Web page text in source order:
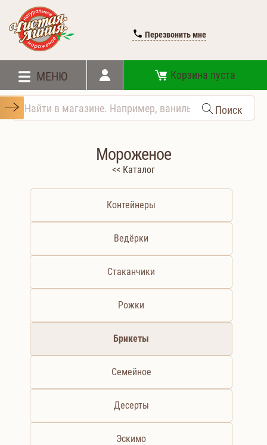
Перезвонить мне
МЕНЮ Корзина пуста
Поиск
Мороженое
<< Каталог
Контейнеры
Ведёрки
Стаканчики
Рожки
Брикеты
Семейное
Десерты
Эскимо